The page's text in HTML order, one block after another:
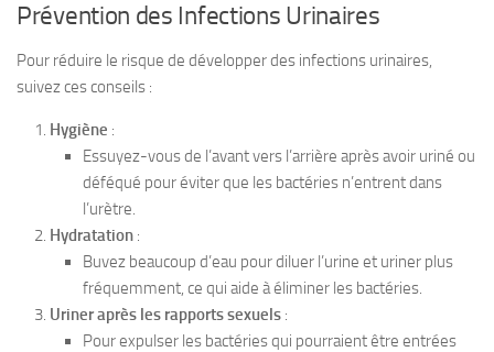
Prévention des Infections Urinaires
Pour réduire le risque de développer des infections urinaires,
suivez ces conseils :
Hygiène :
Essuyez-vous de l’avant vers l’arrière après avoir uriné ou
déféqué pour éviter que les bactéries n’entrent dans
l’urètre.
Hydratation :
Buvez beaucoup d’eau pour diluer l’urine et uriner plus
fréquemment, ce qui aide à éliminer les bactéries.
Uriner après les rapports sexuels :
Pour expulser les bactéries qui pourraient être entrées